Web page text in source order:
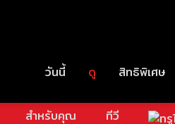
วันนี้ ดู สิทธิพิเศษ
สำหรับคุณ ทีวี